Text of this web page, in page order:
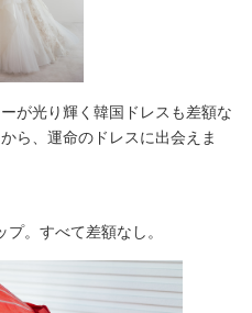
が光り輝く韓国ドレスも差額な
ら、運命のドレスに出会えま
。すべて差額なし。